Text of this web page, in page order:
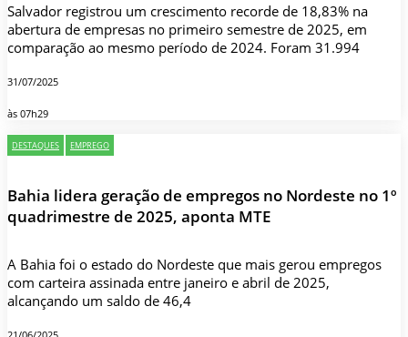
Salvador registrou um crescimento recorde de 18,83% na
abertura de empresas no primeiro semestre de 2025, em
comparação ao mesmo período de 2024. Foram 31.994
31/07/2025
às 07h29
DESTAQUES EMPREGO
Bahia lidera geração de empregos no Nordeste no 1º
quadrimestre de 2025, aponta MTE
A Bahia foi o estado do Nordeste que mais gerou empregos
com carteira assinada entre janeiro e abril de 2025,
alcançando um saldo de 46,4